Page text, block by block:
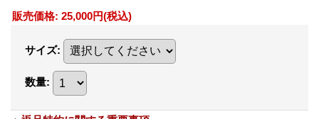
販売価格: 25,000円(税込)
サイズ:
数量: